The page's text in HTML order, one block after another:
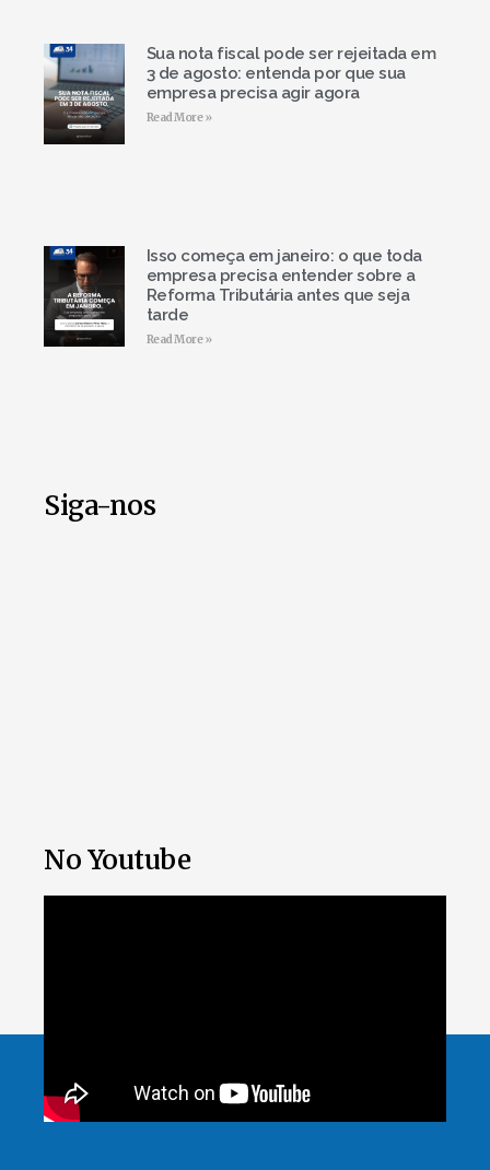
Sua nota fiscal pode ser rejeitada em
3 de agosto: entenda por que sua
empresa precisa agir agora
Read More »
Isso começa em janeiro: o que toda
empresa precisa entender sobre a
Reforma Tributária antes que seja
tarde
Read More »
Siga-nos
No Youtube